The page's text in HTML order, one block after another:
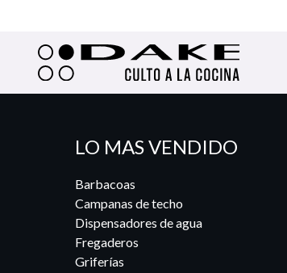
LO MAS VENDIDO
Barbacoas
Campanas de techo
Dispensadores de agua
Fregaderos
Griferías